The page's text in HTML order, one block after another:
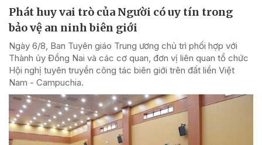
Phát huy vai trò của Người có uy tín trong
bảo vệ an ninh biên giới
Ngày 6/8, Ban Tuyên giáo Trung ương chủ trì phối hợp với
Thành ủy Đồng Nai và các cơ quan, đơn vị liên quan tổ chức
Hội nghị tuyên truyền công tác biên giới trên đất liền Việt
Nam - Campuchia.